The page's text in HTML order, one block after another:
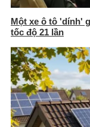
Một xe ô tô 'dính'
tốc độ 21 lần